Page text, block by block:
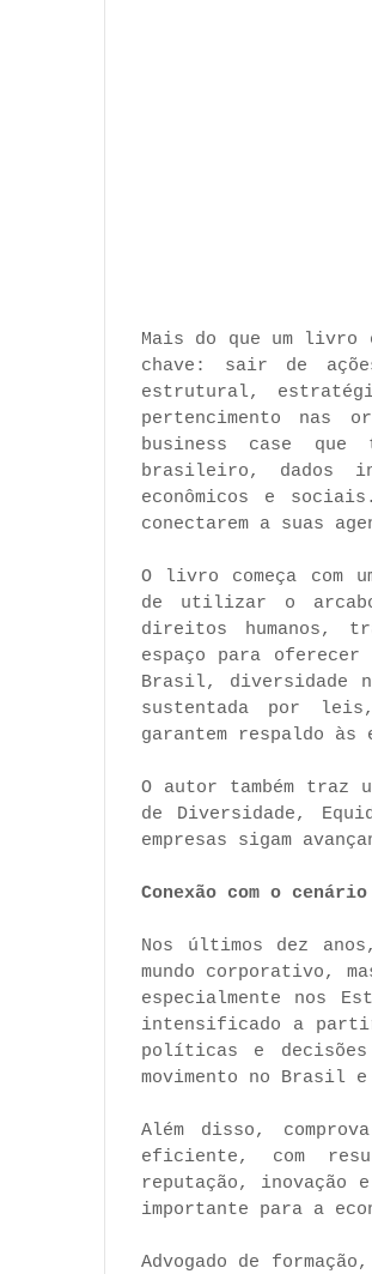
Mais do que um livro
chave: sair de
estrutural,
pertencimento nas
business case que
brasileiro, dados
econômicos e
conectarem a suas
O livro começa com
de utilizar o
direitos humanos,
espaço para
Brasil, diversidade
sustentada por
garantem respaldo às
O autor também traz
de Diversidade,
empresas sigam
Conexão com o
Nos últimos dez
mundo corporativo,
especialmente nos
intensificado a partir
políticas e decisões
movimento no Brasil
Além disso,
eficiente, com
reputação, inovação
importante para a
Advogado de